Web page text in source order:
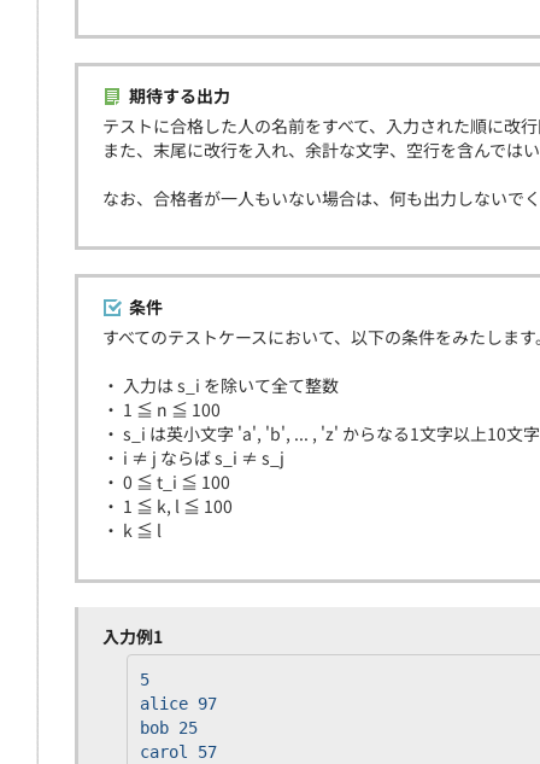
期待する出力
テストに合格した人の名前をすべて、入力された順に改
また、末尾に改行を入れ、余計な文字、空行を含んでは
なお、合格者が一人もいない場合は、何も出力しないで
条件
すべてのテストケースにおいて、以下の条件をみたします
・ 入力は s_i を除いて全て整数
・ 1 ≦ n ≦ 100
・ s_i は英小文字 'a', 'b', ... , 'z' からなる1文字以上10文
・ i ≠ j ならば s_i ≠ s_j
・ 0 ≦ t_i ≦ 100
・ 1 ≦ k, l ≦ 100
・ k ≦ l
入力例1
5
alice 97
bob 25
carol 57